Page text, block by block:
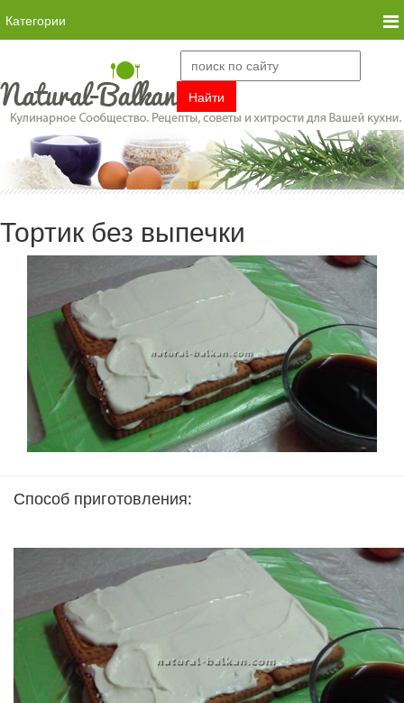
Категории
Тортик без выпечки
Способ приготовления: